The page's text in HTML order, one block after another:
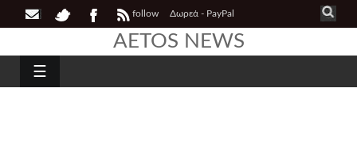
follow Δωρεά - PayPal
AETOS NEWS
☰